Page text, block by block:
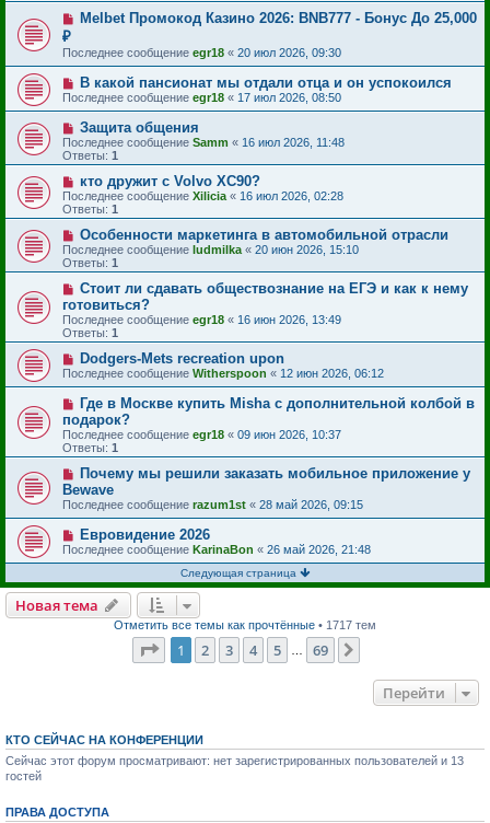
Melbet Промокод Казино 2026: BNB777 - Бонус До 25,000
₽
Последнее сообщение egr18 « 20 июл 2026, 09:30
В какой пансионат мы отдали отца и он успокоился
Последнее сообщение egr18 « 17 июл 2026, 08:50
Защита общения
Последнее сообщение Samm « 16 июл 2026, 11:48
Ответы: 1
кто дружит с Volvo XC90?
Последнее сообщение Xilicia « 16 июл 2026, 02:28
Ответы: 1
Особенности маркетинга в автомобильной отрасли
Последнее сообщение ludmilka « 20 июн 2026, 15:10
Ответы: 1
Стоит ли сдавать обществознание на ЕГЭ и как к нему
готовиться?
Последнее сообщение egr18 « 16 июн 2026, 13:49
Ответы: 1
Dodgers-Mets recreation upon
Последнее сообщение Witherspoon « 12 июн 2026, 06:12
Где в Москве купить Misha с дополнительной колбой в
подарок?
Последнее сообщение egr18 « 09 июн 2026, 10:37
Ответы: 1
Почему мы решили заказать мобильное приложение у
Bewave
Последнее сообщение razum1st « 28 май 2026, 09:15
Евровидение 2026
Последнее сообщение KarinaBon « 26 май 2026, 21:48
Следующая страница
Новая тема
Отметить все темы как прочтённые • 1717 тем
Страница из 69
1 2 3 4 5 69
Перейти
КТО СЕЙЧАС НА КОНФЕРЕНЦИИ
Сейчас этот форум просматривают: нет зарегистрированных пользователей и 13
гостей
ПРАВА ДОСТУПА